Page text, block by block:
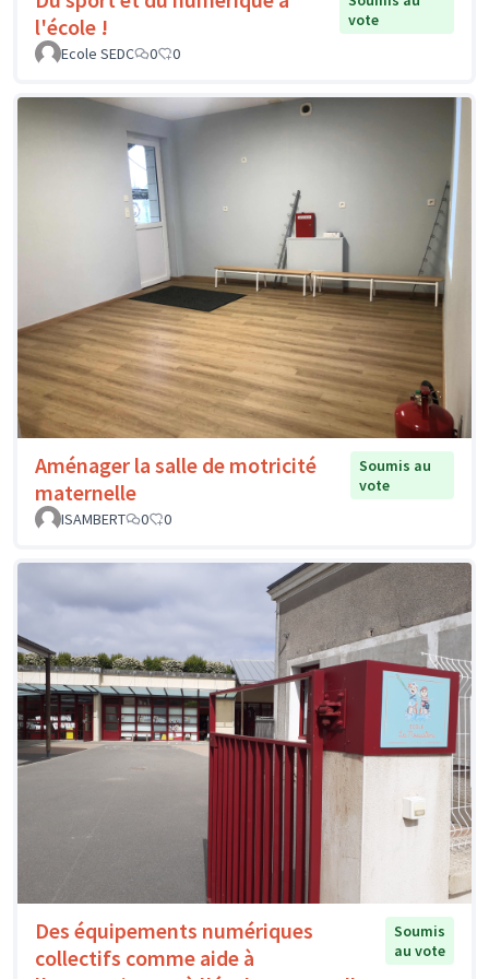
l'école !
vote
Ecole SEDC
0 0
Aménager la salle de motricité
maternelle
Soumis au
vote
ISAMBERT
0 0
Des équipements numériques
collectifs comme aide à
Soumis
au vote